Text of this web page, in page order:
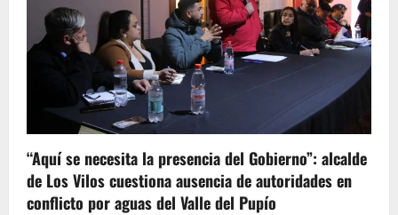
“Aquí se necesita la presencia del Gobierno”: alcalde
de Los Vilos cuestiona ausencia de autoridades en
conflicto por aguas del Valle del Pupío